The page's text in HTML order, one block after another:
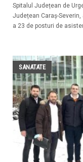
Spitalul Județean de
Județean Caraș-
a 23 de posturi de
SANATATE